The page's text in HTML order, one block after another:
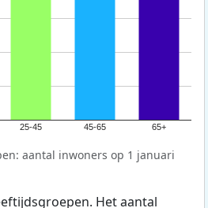
25-45 45-65 65+
aantal inwoners op 1 januari
Het aantal